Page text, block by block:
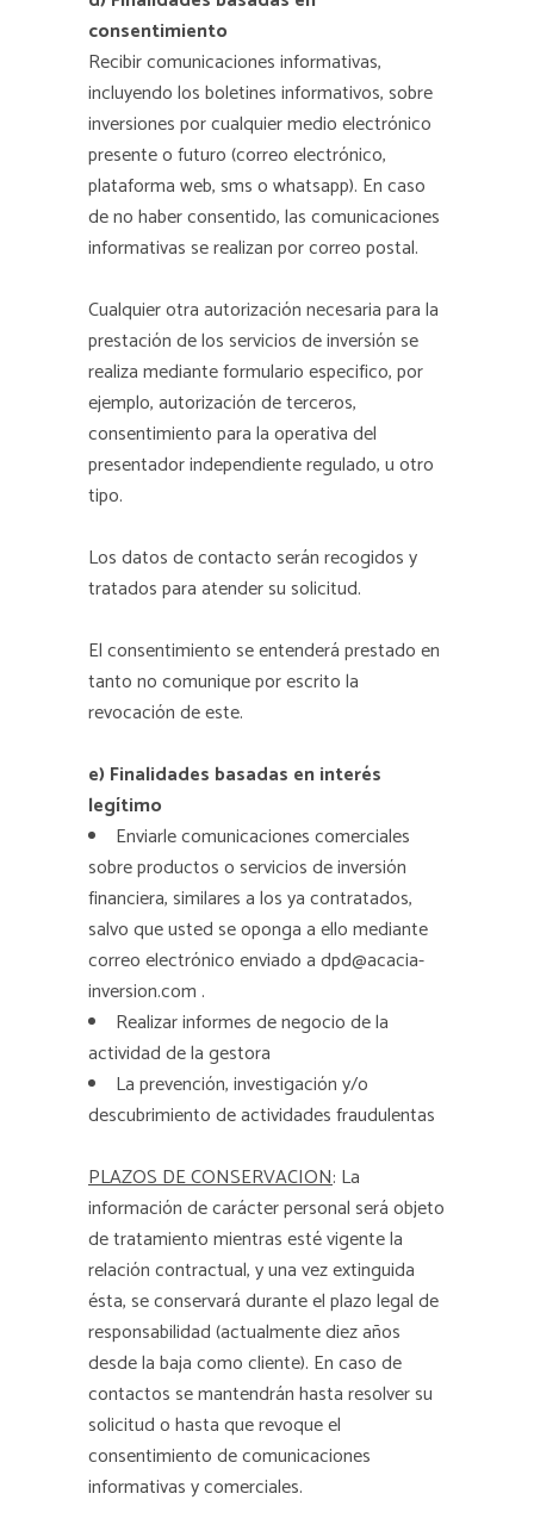
consentimiento
Recibir comunicaciones informativas,
incluyendo los boletines informativos, sobre
inversiones por cualquier medio electrónico
presente o futuro (correo electrónico,
plataforma web, sms o whatsapp). En caso
de no haber consentido, las comunicaciones
informativas se realizan por correo postal.
Cualquier otra autorización necesaria para la
prestación de los servicios de inversión se
realiza mediante formulario especifico, por
ejemplo, autorización de terceros,
consentimiento para la operativa del
presentador independiente regulado, u otro
tipo.
Los datos de contacto serán recogidos y
tratados para atender su solicitud.
El consentimiento se entenderá prestado en
tanto no comunique por escrito la
revocación de este.
e) Finalidades basadas en interés
legítimo
Enviarle comunicaciones comerciales
sobre productos o servicios de inversión
financiera, similares a los ya contratados,
salvo que usted se oponga a ello mediante
correo electrónico enviado adpd@acacia-
inversion.com .
Realizar informes de negocio de la
actividad de la gestora
La prevención, investigación y/o
descubrimiento de actividades fraudulentas
PLAZOS DE CONSERVACION: La
información de carácter personal será objeto
de tratamiento mientras esté vigente la
relación contractual, y una vez extinguida
ésta, se conservará durante el plazo legal de
responsabilidad (actualmente diez años
desde la baja como cliente). En caso de
contactos se mantendrán hasta resolver su
solicitud o hasta que revoque el
consentimiento de comunicaciones
informativas y comerciales.